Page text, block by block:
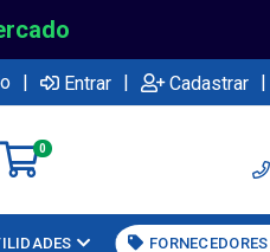
| Entrar | Cadastrar |
0
FORNECEDORES